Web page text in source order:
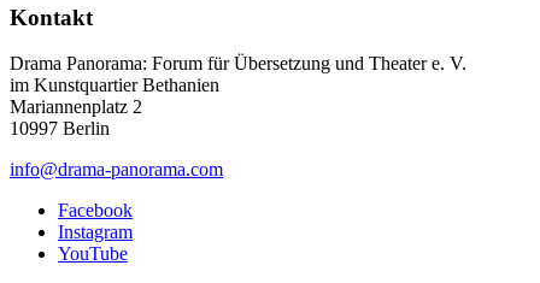
Kontakt
Drama Panorama: Forum für Übersetzung und Theater e. V.
im Kunstquartier Bethanien
Mariannenplatz 2
10997 Berlin
info@drama-panorama.com
Facebook
Instagram
YouTube